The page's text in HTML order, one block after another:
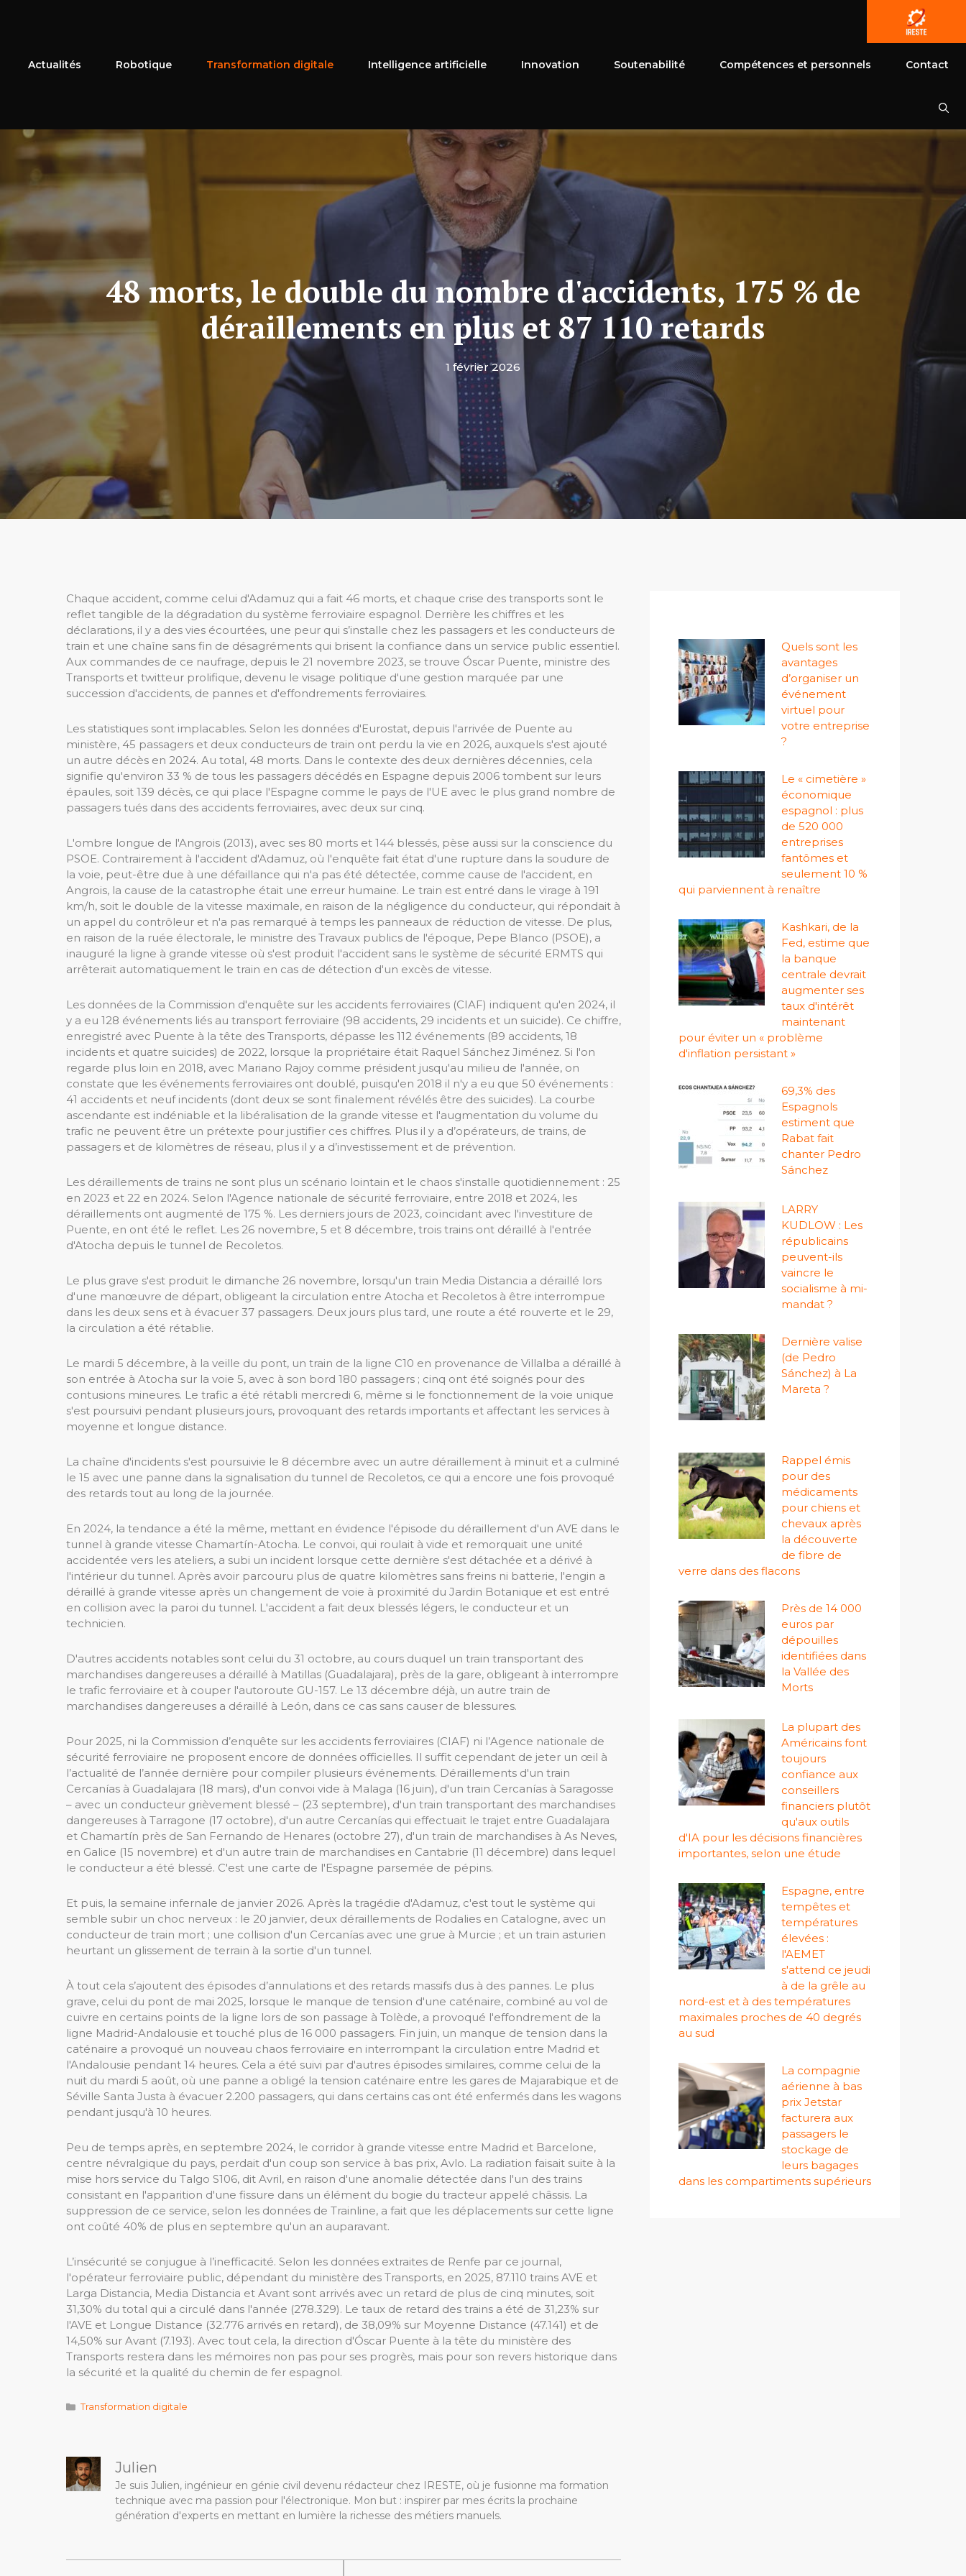
Actualités Robotique Transformation digitale Intelligence artificielle Innovation Soutenabilité Compétences et personnels Contact
48 morts, le double du nombre d'accidents, 175 % de
déraillements en plus et 87 110 retards
1 février 2026
Chaque accident, comme celui d'Adamuz qui a fait 46 morts, et chaque crise des transports sont le
reflet tangible de la dégradation du système ferroviaire espagnol. Derrière les chiffres et les
déclarations, il y a des vies écourtées, une peur qui s’installe chez les passagers et les conducteurs de
train et une chaîne sans fin de désagréments qui brisent la confiance dans un service public essentiel.
Aux commandes de ce naufrage, depuis le 21 novembre 2023, se trouve Óscar Puente, ministre des
Transports et twitteur prolifique, devenu le visage politique d'une gestion marquée par une
succession d'accidents, de pannes et d'effondrements ferroviaires.
Les statistiques sont implacables. Selon les données d'Eurostat, depuis l'arrivée de Puente au
ministère, 45 passagers et deux conducteurs de train ont perdu la vie en 2026, auxquels s'est ajouté
un autre décès en 2024. Au total, 48 morts. Dans le contexte des deux dernières décennies, cela
signifie qu'environ 33 % de tous les passagers décédés en Espagne depuis 2006 tombent sur leurs
épaules, soit 139 décès, ce qui place l'Espagne comme le pays de l'UE avec le plus grand nombre de
passagers tués dans des accidents ferroviaires, avec deux sur cinq.
L'ombre longue de l'Angrois (2013), avec ses 80 morts et 144 blessés, pèse aussi sur la conscience du
PSOE. Contrairement à l'accident d'Adamuz, où l'enquête fait état d'une rupture dans la soudure de
la voie, peut-être due à une défaillance qui n'a pas été détectée, comme cause de l'accident, en
Angrois, la cause de la catastrophe était une erreur humaine. Le train est entré dans le virage à 191
km/h, soit le double de la vitesse maximale, en raison de la négligence du conducteur, qui répondait à
un appel du contrôleur et n'a pas remarqué à temps les panneaux de réduction de vitesse. De plus,
en raison de la ruée électorale, le ministre des Travaux publics de l'époque, Pepe Blanco (PSOE), a
inauguré la ligne à grande vitesse où s'est produit l'accident sans le système de sécurité ERMTS qui
arrêterait automatiquement le train en cas de détection d'un excès de vitesse.
Les données de la Commission d'enquête sur les accidents ferroviaires (CIAF) indiquent qu'en 2024, il
y a eu 128 événements liés au transport ferroviaire (98 accidents, 29 incidents et un suicide). Ce chiffre,
enregistré avec Puente à la tête des Transports, dépasse les 112 événements (89 accidents, 18
incidents et quatre suicides) de 2022, lorsque la propriétaire était Raquel Sánchez Jiménez. Si l'on
regarde plus loin en 2018, avec Mariano Rajoy comme président jusqu'au milieu de l'année, on
constate que les événements ferroviaires ont doublé, puisqu'en 2018 il n'y a eu que 50 événements :
41 accidents et neuf incidents (dont deux se sont finalement révélés être des suicides). La courbe
ascendante est indéniable et la libéralisation de la grande vitesse et l'augmentation du volume du
trafic ne peuvent être un prétexte pour justifier ces chiffres. Plus il y a d’opérateurs, de trains, de
passagers et de kilomètres de réseau, plus il y a d’investissement et de prévention.
Les déraillements de trains ne sont plus un scénario lointain et le chaos s'installe quotidiennement : 25
en 2023 et 22 en 2024. Selon l'Agence nationale de sécurité ferroviaire, entre 2018 et 2024, les
déraillements ont augmenté de 175 %. Les derniers jours de 2023, coïncidant avec l'investiture de
Puente, en ont été le reflet. Les 26 novembre, 5 et 8 décembre, trois trains ont déraillé à l'entrée
d'Atocha depuis le tunnel de Recoletos.
Le plus grave s'est produit le dimanche 26 novembre, lorsqu'un train Media Distancia a déraillé lors
d'une manœuvre de départ, obligeant la circulation entre Atocha et Recoletos à être interrompue
dans les deux sens et à évacuer 37 passagers. Deux jours plus tard, une route a été rouverte et le 29,
la circulation a été rétablie.
Le mardi 5 décembre, à la veille du pont, un train de la ligne C10 en provenance de Villalba a déraillé à
son entrée à Atocha sur la voie 5, avec à son bord 180 passagers ; cinq ont été soignés pour des
contusions mineures. Le trafic a été rétabli mercredi 6, même si le fonctionnement de la voie unique
s'est poursuivi pendant plusieurs jours, provoquant des retards importants et affectant les services à
moyenne et longue distance.
La chaîne d'incidents s'est poursuivie le 8 décembre avec un autre déraillement à minuit et a culminé
le 15 avec une panne dans la signalisation du tunnel de Recoletos, ce qui a encore une fois provoqué
des retards tout au long de la journée.
En 2024, la tendance a été la même, mettant en évidence l'épisode du déraillement d'un AVE dans le
tunnel à grande vitesse Chamartín-Atocha. Le convoi, qui roulait à vide et remorquait une unité
accidentée vers les ateliers, a subi un incident lorsque cette dernière s'est détachée et a dérivé à
l'intérieur du tunnel. Après avoir parcouru plus de quatre kilomètres sans freins ni batterie, l'engin a
déraillé à grande vitesse après un changement de voie à proximité du Jardin Botanique et est entré
en collision avec la paroi du tunnel. L'accident a fait deux blessés légers, le conducteur et un
technicien.
D'autres accidents notables sont celui du 31 octobre, au cours duquel un train transportant des
marchandises dangereuses a déraillé à Matillas (Guadalajara), près de la gare, obligeant à interrompre
le trafic ferroviaire et à couper l'autoroute GU-157. Le 13 décembre déjà, un autre train de
marchandises dangereuses a déraillé à León, dans ce cas sans causer de blessures.
Pour 2025, ni la Commission d’enquête sur les accidents ferroviaires (CIAF) ni l’Agence nationale de
sécurité ferroviaire ne proposent encore de données officielles. Il suffit cependant de jeter un œil à
l’actualité de l’année dernière pour compiler plusieurs événements. Déraillements d'un train
Cercanías à Guadalajara (18 mars), d'un convoi vide à Malaga (16 juin), d'un train Cercanías à Saragosse
– avec un conducteur grièvement blessé – (23 septembre), d'un train transportant des marchandises
dangereuses à Tarragone (17 octobre), d'un autre Cercanías qui effectuait le trajet entre Guadalajara
et Chamartín près de San Fernando de Henares (octobre 27), d'un train de marchandises à As Neves,
en Galice (15 novembre) et d'un autre train de marchandises en Cantabrie (11 décembre) dans lequel
le conducteur a été blessé. C'est une carte de l'Espagne parsemée de pépins.
Et puis, la semaine infernale de janvier 2026. Après la tragédie d'Adamuz, c'est tout le système qui
semble subir un choc nerveux : le 20 janvier, deux déraillements de Rodalies en Catalogne, avec un
conducteur de train mort ; une collision d'un Cercanías avec une grue à Murcie ; et un train asturien
heurtant un glissement de terrain à la sortie d'un tunnel.
À tout cela s’ajoutent des épisodes d’annulations et des retards massifs dus à des pannes. Le plus
grave, celui du pont de mai 2025, lorsque le manque de tension d'une caténaire, combiné au vol de
cuivre en certains points de la ligne lors de son passage à Tolède, a provoqué l'effondrement de la
ligne Madrid-Andalousie et touché plus de 16 000 passagers. Fin juin, un manque de tension dans la
caténaire a provoqué un nouveau chaos ferroviaire en interrompant la circulation entre Madrid et
l'Andalousie pendant 14 heures. Cela a été suivi par d'autres épisodes similaires, comme celui de la
nuit du mardi 5 août, où une panne a obligé la tension caténaire entre les gares de Majarabique et de
Séville Santa Justa à évacuer 2.200 passagers, qui dans certains cas ont été enfermés dans les wagons
pendant jusqu'à 10 heures.
Peu de temps après, en septembre 2024, le corridor à grande vitesse entre Madrid et Barcelone,
centre névralgique du pays, perdait d'un coup son service à bas prix, Avlo. La radiation faisait suite à la
mise hors service du Talgo S106, dit Avril, en raison d'une anomalie détectée dans l'un des trains
consistant en l'apparition d'une fissure dans un élément du bogie du tracteur appelé châssis. La
suppression de ce service, selon les données de Trainline, a fait que les déplacements sur cette ligne
ont coûté 40% de plus en septembre qu'un an auparavant.
L’insécurité se conjugue à l’inefficacité. Selon les données extraites de Renfe par ce journal,
l'opérateur ferroviaire public, dépendant du ministère des Transports, en 2025, 87.110 trains AVE et
Larga Distancia, Media Distancia et Avant sont arrivés avec un retard de plus de cinq minutes, soit
31,30% du total qui a circulé dans l'année (278.329). Le taux de retard des trains a été de 31,23% sur
l'AVE et Longue Distance (32.776 arrivés en retard), de 38,09% sur Moyenne Distance (47.141) et de
14,50% sur Avant (7.193). Avec tout cela, la direction d'Óscar Puente à la tête du ministère des
Transports restera dans les mémoires non pas pour ses progrès, mais pour son revers historique dans
la sécurité et la qualité du chemin de fer espagnol.
Catégories
Transformation digitale
Julien
Je suis Julien, ingénieur en génie civil devenu rédacteur chez IRESTE, où je fusionne ma formation
technique avec ma passion pour l'électronique. Mon but : inspirer par mes écrits la prochaine
génération d'experts en mettant en lumière la richesse des métiers manuels.
Quels sont les
avantages
d’organiser un
événement
virtuel pour
votre entreprise
?
Le « cimetière »
économique
espagnol : plus
de 520 000
entreprises
fantômes et
seulement 10 %
qui parviennent à renaître
Kashkari, de la
Fed, estime que
la banque
centrale devrait
augmenter ses
taux d'intérêt
maintenant
pour éviter un « problème
d'inflation persistant »
69,3% des
Espagnols
estiment que
Rabat fait
chanter Pedro
Sánchez
LARRY
KUDLOW : Les
républicains
peuvent-ils
vaincre le
socialisme à mi-
mandat ?
Dernière valise
(de Pedro
Sánchez) à La
Mareta ?
Rappel émis
pour des
médicaments
pour chiens et
chevaux après
la découverte
de fibre de
verre dans des flacons
Près de 14 000
euros par
dépouilles
identifiées dans
la Vallée des
Morts
La plupart des
Américains font
toujours
confiance aux
conseillers
financiers plutôt
qu'aux outils
d'IA pour les décisions financières
importantes, selon une étude
Espagne, entre
tempêtes et
températures
élevées :
l'AEMET
s'attend ce jeudi
à de la grêle au
nord-est et à des températures
maximales proches de 40 degrés
au sud
La compagnie
aérienne à bas
prix Jetstar
facturera aux
passagers le
stockage de
leurs bagages
dans les compartiments supérieurs